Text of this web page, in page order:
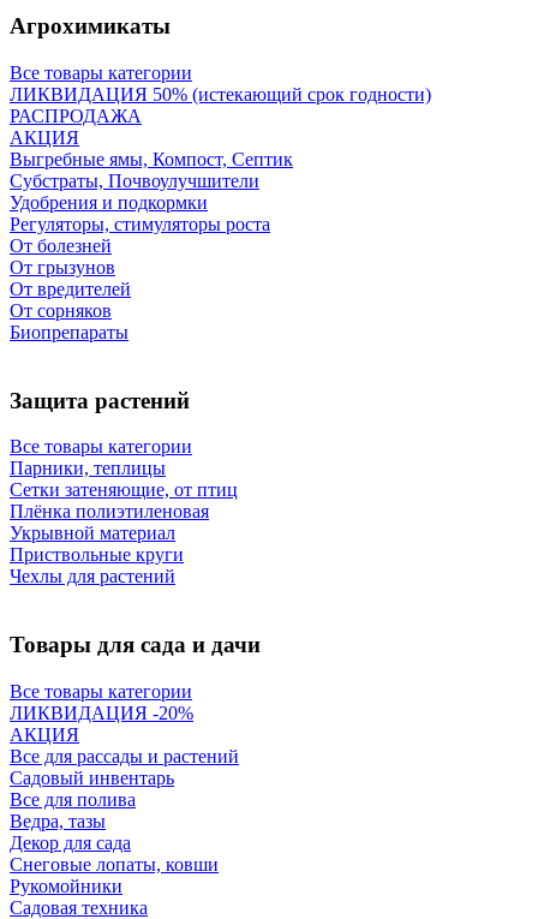
Агрохимикаты
Все товары категории
ЛИКВИДАЦИЯ 50% (истекающий срок годности)
РАСПРОДАЖА
АКЦИЯ
Выгребные ямы, Компост, Септик
Субстраты, Почвоулучшители
Удобрения и подкормки
Регуляторы, стимуляторы роста
От болезней
От грызунов
От вредителей
От сорняков
Биопрепараты
Защита растений
Все товары категории
Парники, теплицы
Сетки затеняющие, от птиц
Плёнка полиэтиленовая
Укрывной материал
Приствольные круги
Чехлы для растений
Товары для сада и дачи
Все товары категории
ЛИКВИДАЦИЯ -20%
АКЦИЯ
Все для рассады и растений
Садовый инвентарь
Все для полива
Ведра, тазы
Декор для сада
Снеговые лопаты, ковши
Рукомойники
Садовая техника